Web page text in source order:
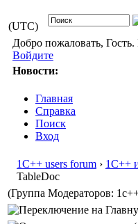
(UTC)
Добро пожаловать,
Войдите
Новости:
Главная
Справка
Поиск
Вход
1С++ users forum › 1С++
TableDoc
(Группа Модераторов: